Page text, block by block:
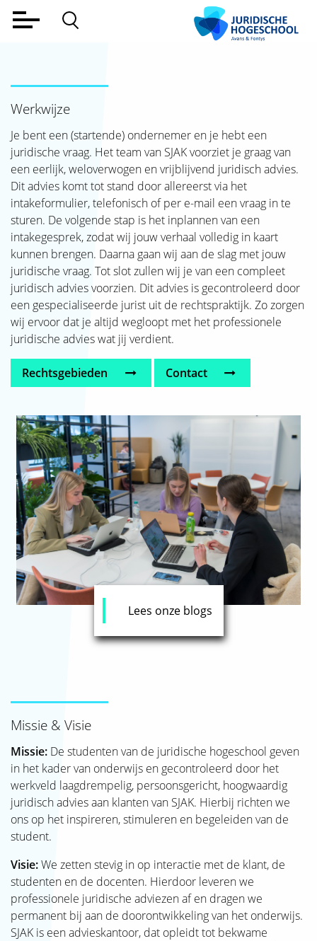
Deeltijd
Werkveld
Alumni
Lectoraat
Over ons
Aanmelden
Contact
SJAK
Werkwijze
Je bent een (startende) ondernemer en je hebt een
juridische vraag. Het team van SJAK voorziet je graag van
een eerlijk, weloverwogen en vrijblijvend juridisch advies.
Dit advies komt tot stand door allereerst via het
intakeformulier, telefonisch of per e-mail een vraag in te
sturen. De volgende stap is het inplannen van een
intakegesprek, zodat wij jouw verhaal volledig in kaart
kunnen brengen. Daarna gaan wij aan de slag met jouw
juridische vraag. Tot slot zullen wij je van een compleet
juridisch advies voorzien. Dit advies is gecontroleerd door
een gespecialiseerde jurist uit de rechtspraktijk. Zo zorgen
wij ervoor dat je altijd wegloopt met het professionele
juridische advies wat jij verdient.
Rechtsgebieden Contact
Lees onze blogs
Missie & Visie
Missie: De studenten van de juridische hogeschool geven
in het kader van onderwijs en gecontroleerd door het
werkveld laagdrempelig, persoonsgericht, hoogwaardig
juridisch advies aan klanten van SJAK. Hierbij richten we
ons op het inspireren, stimuleren en begeleiden van de
student.
Visie:We zetten stevig in op interactie met de klant, de
studenten en de docenten. Hierdoor leveren we
professionele juridische adviezen af en dragen we
permanent bij aan de doorontwikkeling van het onderwijs.
SJAK is een advieskantoor, dat opleidt tot bekwame